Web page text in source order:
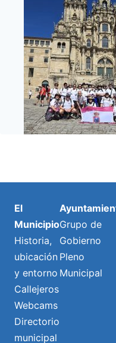
El
Municipio
Historia,
ubicación
y entorno
Callejeros
Webcams
Directorio
municipal
Grupo de
Gobierno
Pleno
Municipal